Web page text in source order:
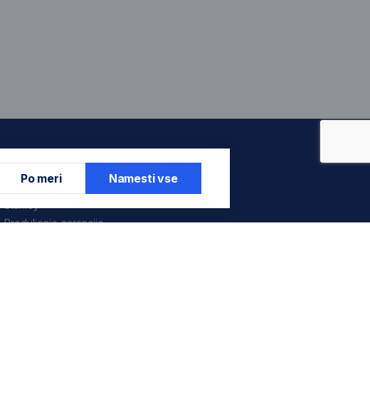
Po meri Namesti vse
Usluga za korisnike
Produljenje garancije
Produljenje garancije